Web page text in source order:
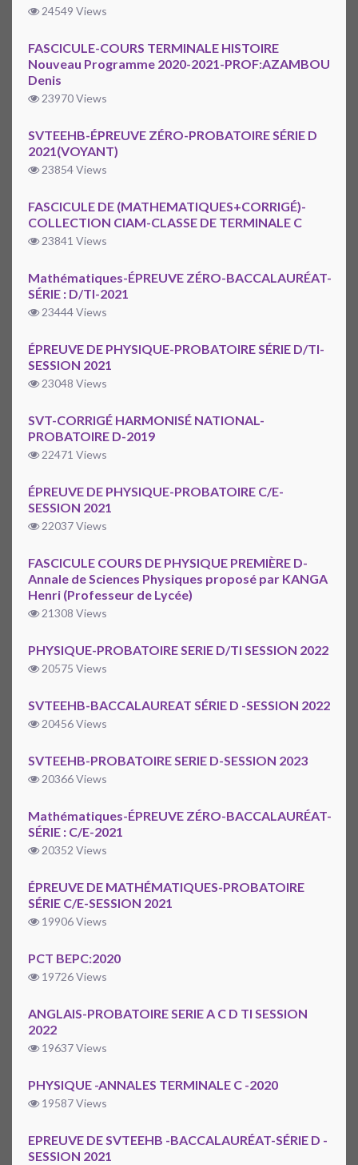
24549 Views
FASCICULE-COURS TERMINALE HISTOIRE
Nouveau Programme 2020-2021-PROF:AZAMBOU
Denis
23970 Views
SVTEEHB-ÉPREUVE ZÉRO-PROBATOIRE SÉRIE D
2021(VOYANT)
23854 Views
FASCICULE DE (MATHEMATIQUES+CORRIGÉ)-
COLLECTION CIAM-CLASSE DE TERMINALE C
23841 Views
Mathématiques-ÉPREUVE ZÉRO-BACCALAURÉAT-
SÉRIE : D/TI-2021
23444 Views
ÉPREUVE DE PHYSIQUE-PROBATOIRE SÉRIE D/TI-
SESSION 2021
23048 Views
SVT-CORRIGÉ HARMONISÉ NATIONAL-
PROBATOIRE D-2019
22471 Views
ÉPREUVE DE PHYSIQUE-PROBATOIRE C/E-
SESSION 2021
22037 Views
FASCICULE COURS DE PHYSIQUE PREMIÈRE D-
Annale de Sciences Physiques proposé par KANGA
Henri (Professeur de Lycée)
21308 Views
PHYSIQUE-PROBATOIRE SERIE D/TI SESSION 2022
20575 Views
SVTEEHB-BACCALAUREAT SÉRIE D -SESSION 2022
20456 Views
SVTEEHB-PROBATOIRE SERIE D-SESSION 2023
20366 Views
Mathématiques-ÉPREUVE ZÉRO-BACCALAURÉAT-
SÉRIE : C/E-2021
20352 Views
ÉPREUVE DE MATHÉMATIQUES-PROBATOIRE
SÉRIE C/E-SESSION 2021
19906 Views
PCT BEPC:2020
19726 Views
ANGLAIS-PROBATOIRE SERIE A C D TI SESSION
2022
19637 Views
PHYSIQUE -ANNALES TERMINALE C -2020
19587 Views
EPREUVE DE SVTEEHB -BACCALAURÉAT-SÉRIE D -
SESSION 2021